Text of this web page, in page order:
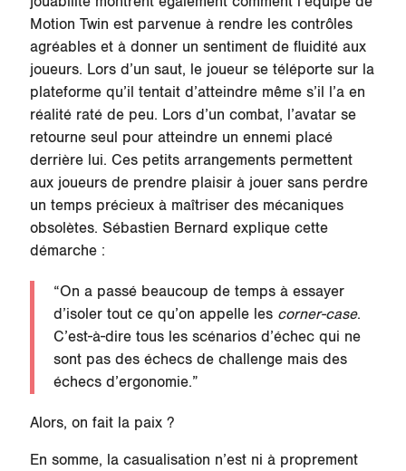
Motion Twin est parvenue à rendre les contrôles
agréables et à donner un sentiment de fluiditéaux
joueurs. Lors d’un saut, le joueur se téléporte sur la
plateforme qu’il tentait d’atteindre même s’il l’a en
réalité raté de peu. Lors d’un combat, l’avatar se
retourne seul pour atteindre un ennemi placé
derrière lui. Ces petits arrangements permettent
aux joueurs de prendre plaisir à jouer sans perdre
un temps précieux à maîtriser des mécaniques
obsolètes. Sébastien Bernard explique cette
démarche :
“On a passé beaucoup de temps à essayer
d’isoler tout ce qu’on appelle les corner-case.
C’est-à-dire tous les scénarios d’échec qui ne
sont pas des échecs de challenge mais des
échecs d’ergonomie.”
Alors, on fait la paix ?
En somme, la casualisation n’est ni à proprement